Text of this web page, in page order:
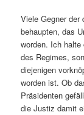
Viele Gegner der
behaupten, das
worden. Ich
des Regimes,
diejenigen
worden ist. Ob
Präsidenten
die Justiz damit